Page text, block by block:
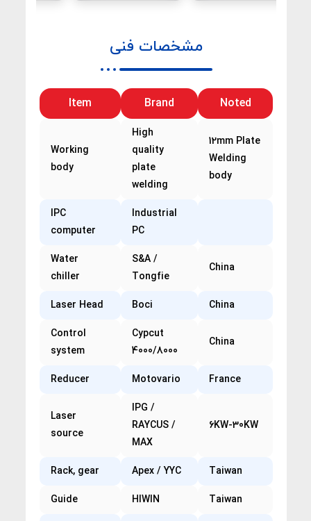
مشخصات فنی
Item Brand Noted
Working
body
High
quality
plate
welding
12mm Plate
Welding
body
IPC
computer
Industrial
PC
Water
chiller
S&A /
Tongfie
China
Laser Head Boci China
Control
system
Cypcut
4000/8000
China
Reducer Motovario France
Laser
source
IPG /
RAYCUS /
MAX
6KW-30KW
Rack, gear Apex / YYC Taiwan
Guide HIWIN Taiwan